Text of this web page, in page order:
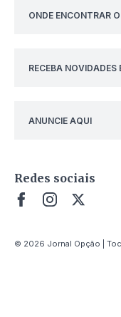
ONDE ENCONTRAR
RECEBA NOVIDADES
ANUNCIE AQUI
Redes sociais
© 2026 Jornal Opção |